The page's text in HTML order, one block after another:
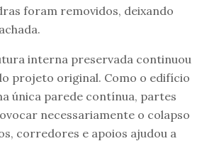
foram removidos, deixando
interna preservada continuou
projeto original. Como o edifício
única parede contínua, partes
necessariamente o colapso
corredores e apoios ajudou a